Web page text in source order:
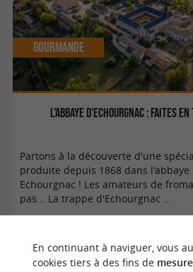
L'abbaye d'Echourgnac : faites
Gourmande
Partons à la découverte d'une
produite depuis 1868 dans
Echourgnac ! Les amateurs de
pas... La trappe d'Echourgnac ...
En continuant à naviguer, vous
cookies tiers à des fins de